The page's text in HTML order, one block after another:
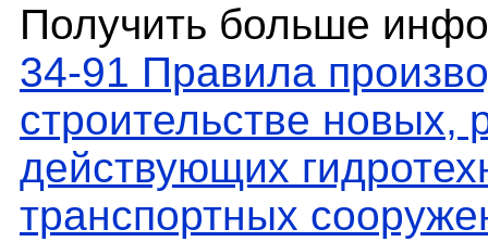
Получить больше
34-91 Правила
строительстве новых,
действующих
транспортных